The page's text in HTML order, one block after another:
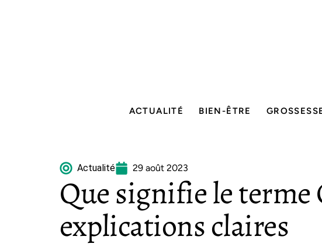
ACTUALITÉ BIEN-ÊTRE
Actualité 29 août 2023
Que signifie le terme
explications claires